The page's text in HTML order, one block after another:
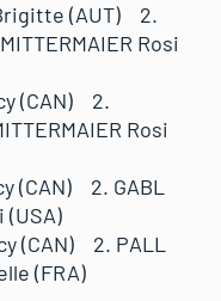
(AUT) 2.
Rosi
(CAN) 2.
Rosi
(CAN) 2. GABL
(USA)
(CAN) 2. PALL
(FRA)